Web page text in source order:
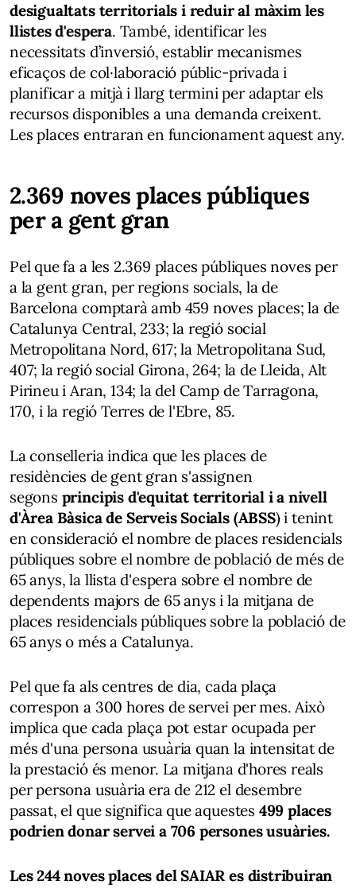
desigualtats territorials i reduir al màxim les
llistes d'espera. També, identificar les
necessitats d’inversió, establir mecanismes
eficaços de col·laboració públic-privada i
planificar a mitjà i llarg termini per adaptar els
recursos disponibles a una demanda creixent.
Les places entraran en funcionament aquest any.
2.369 noves places públiques
per a gent gran
Pel que fa a les 2.369 places públiques noves per
a la gent gran, per regions socials, la de
Barcelona comptarà amb 459 noves places; la de
Catalunya Central, 233; la regió social
Metropolitana Nord, 617; la Metropolitana Sud,
407; la regió social Girona, 264; la de Lleida, Alt
Pirineu i Aran, 134; la del Camp de Tarragona,
170, i la regió Terres de l'Ebre, 85.
La conselleria indica que les places de
residències de gent gran s'assignen
segons principis d'equitat territorial i a nivell
d'Àrea Bàsica de Serveis Socials (ABSS) i tenint
en consideració el nombre de places residencials
públiques sobre el nombre de població de més de
65 anys, la llista d'espera sobre el nombre de
dependents majors de 65 anys i la mitjana de
places residencials públiques sobre la població de
65 anys o més a Catalunya.
Pel que fa als centres de dia, cada plaça
correspon a 300 hores de servei per mes. Això
implica que cada plaça pot estar ocupada per
més d'una persona usuària quan la intensitat de
la prestació és menor. La mitjana d'hores reals
per persona usuària era de 212 el desembre
passat, el que significa que aquestes 499 places
podrien donar servei a 706 persones usuàries.
Les 244 noves places del SAIAR es distribuiran